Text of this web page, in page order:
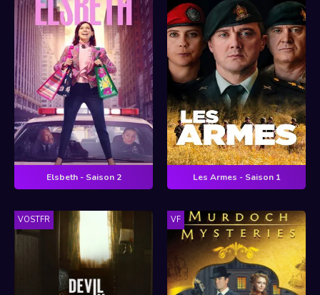
Elsbeth - Saison 2 Les Armes - Saison 1
VOSTFR VF